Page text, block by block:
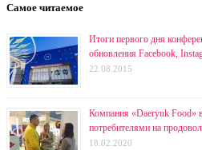
Самое читаемое
Итоги первого дня
обновления Facebook,
22.08.2015
Компания «Daeryuk Food»
потребителями на
18.02.2020